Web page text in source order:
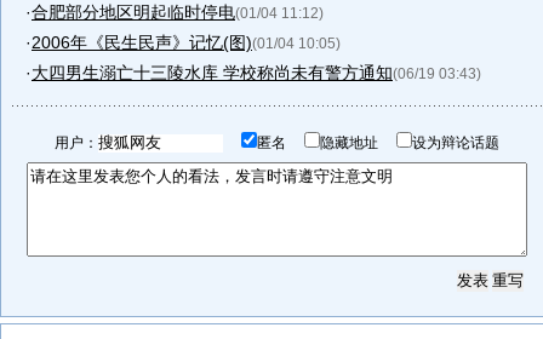
·合肥部分地区明起临时停电(01/04 11:12)
·2006年《民生民声》记忆(图)(01/04 10:05)
·大四男生溺亡十三陵水库 学校称尚未有警方通知(06/19 03:43)
用户： 匿名 隐藏地址 设为辩论话题